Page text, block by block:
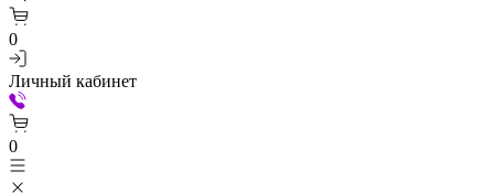
0
Личный кабинет
0